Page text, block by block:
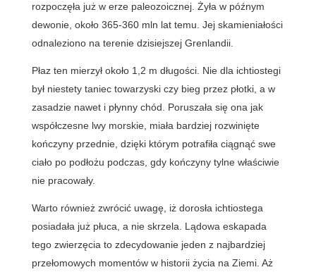
rozpoczęła już w erze paleozoicznej. Żyła w późnym
dewonie, około 365-360 mln lat temu. Jej skamieniałości
odnaleziono na terenie dzisiejszej Grenlandii.
Płaz ten mierzył około 1,2 m długości. Nie dla ichtiostegi
był niestety taniec towarzyski czy bieg przez płotki, a w
zasadzie nawet i płynny chód. Poruszała się ona jak
współczesne lwy morskie, miała bardziej rozwinięte
kończyny przednie, dzięki którym potrafiła ciągnąć swe
ciało po podłożu podczas, gdy kończyny tylne właściwie
nie pracowały.
Warto również zwrócić uwagę, iż dorosła ichtiostega
posiadała już płuca, a nie skrzela. Lądowa eskapada
tego zwierzęcia to zdecydowanie jeden z najbardziej
przełomowych momentów w historii życia na Ziemi. Aż